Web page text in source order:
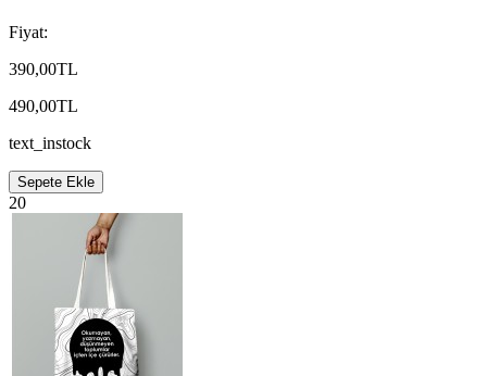
Fiyat:
390,00TL
490,00TL
text_instock
Sepete Ekle
20